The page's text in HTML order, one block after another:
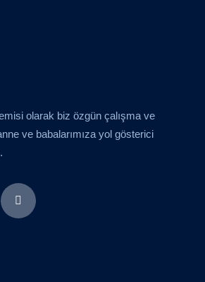
olarak biz özgün çalışma ve
ve babalarımıza yol gösterici